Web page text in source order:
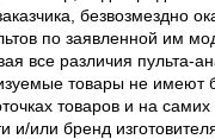
безвозмездно
по заявленной им
все различия пульта-
товары не имеют
товаров и на
и/или бренд